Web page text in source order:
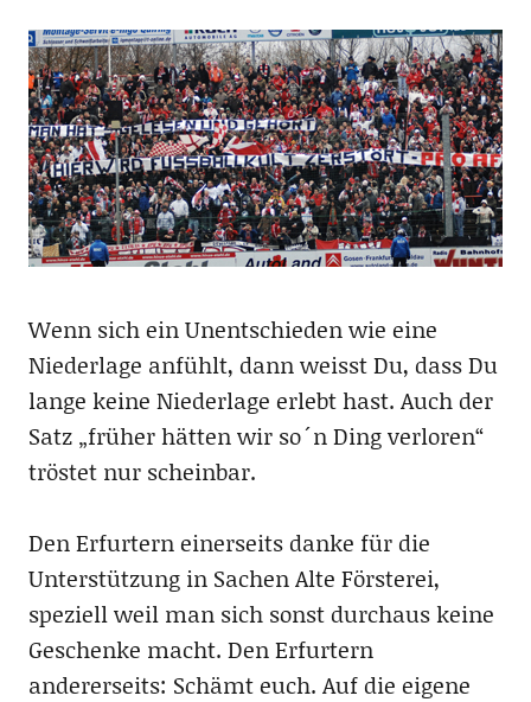
Wenn sich ein Unentschieden wie eine
Niederlage anfühlt, dann weisst Du, dass Du
lange keine Niederlage erlebt hast. Auch der
Satz „früher hätten wir so´n Ding verloren“
tröstet nur scheinbar.
Den Erfurtern einerseits danke für die
Unterstützung in Sachen Alte Försterei,
speziell weil man sich sonst durchaus keine
Geschenke macht. Den Erfurtern
andererseits: Schämt euch. Auf die eigene